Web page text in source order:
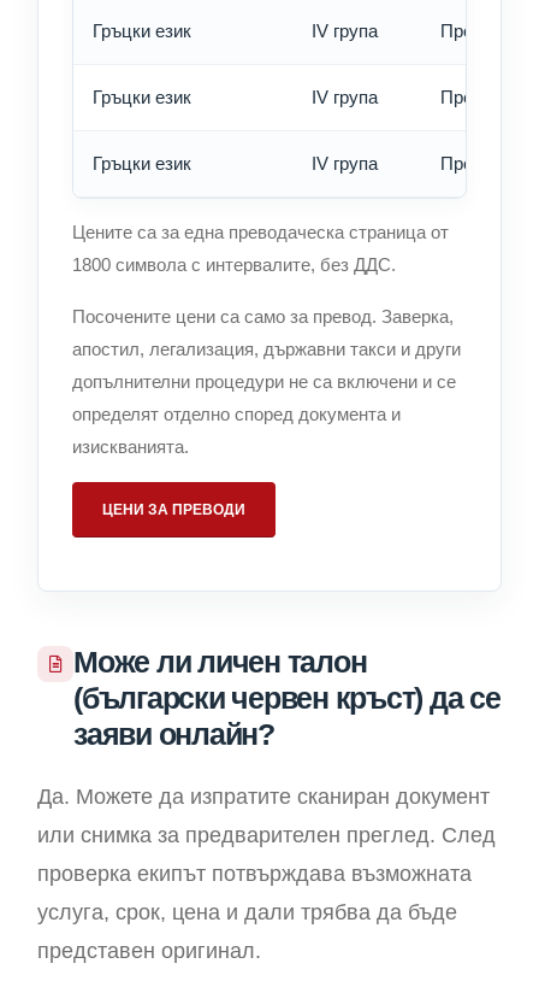
Гръцки език IV група Превод -
Гръцки език IV група Превод -
Гръцки език IV група Превод -
Цените са за една преводаческа страница от
1800 символа с интервалите, без ДДС.
Посочените цени са само за превод. Заверка,
апостил, легализация, държавни такси и други
допълнителни процедури не са включени и се
определят отделно според документа и
изискванията.
ЦЕНИ ЗА ПРЕВОДИ
Може ли личен талон
(български червен кръст) да се
заяви онлайн?
Да. Можете да изпратите сканиран документ
или снимка за предварителен преглед. След
проверка екипът потвърждава възможната
услуга, срок, цена и дали трябва да бъде
представен оригинал.